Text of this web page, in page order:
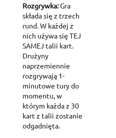
Rozgrywka:Gra
składa się z trzech
rund. W każdej z
nich używa się TEJ
SAMEJ talii kart.
Drużyny
naprzemiennie
rozgrywają 1-
minutowe tury do
momentu, w
którym każda z 30
kart z talii zostanie
odgadnięta.